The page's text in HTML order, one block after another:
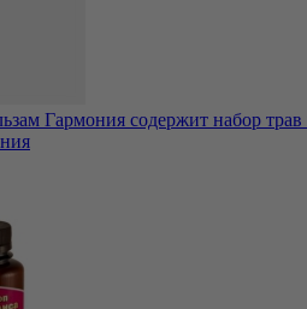
Гармония содержит набор